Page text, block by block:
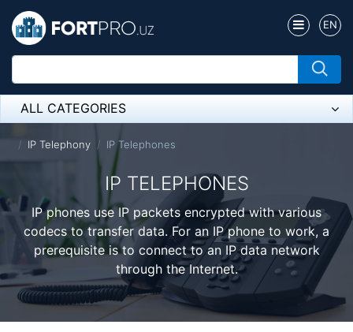
EN
ALL CATEGORIES
Микрофон
Напольные розетки
Оборудование Mikrotik
Пылесос
Спикерфон
ADSL, Wan / Lan Routers, Wi-Fi
IP Telephony IP Telephones
IP TELEPHONES
IP phones use IP packets encrypted with various
codecs to transfer data. For an IP phone to work, a
prerequisite is to connect to an IP data network
through the Internet.